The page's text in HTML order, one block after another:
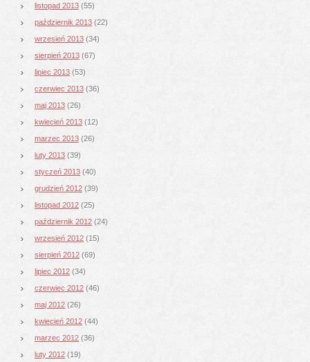
listopad 2013 (55)
październik 2013 (22)
wrzesień 2013 (34)
sierpień 2013 (67)
lipiec 2013 (53)
czerwiec 2013 (36)
maj 2013 (26)
kwiecień 2013 (12)
marzec 2013 (26)
luty 2013 (39)
styczeń 2013 (40)
grudzień 2012 (39)
listopad 2012 (25)
październik 2012 (24)
wrzesień 2012 (15)
sierpień 2012 (69)
lipiec 2012 (34)
czerwiec 2012 (46)
maj 2012 (26)
kwiecień 2012 (44)
marzec 2012 (36)
luty 2012 (19)